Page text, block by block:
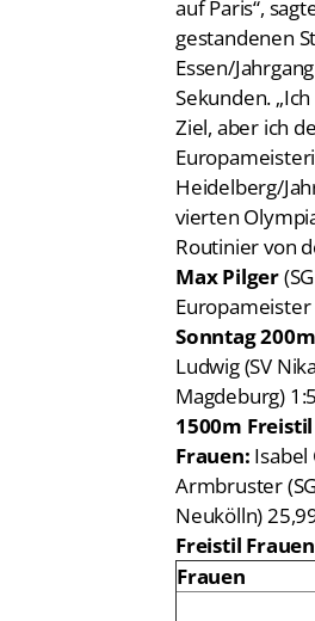
auf Paris“,
gestandenen
Essen/
Sekunden.
Ziel, aber ich
Heidelberg/
vierten
Routinier von
Max Pilger
Sonntag
Ludwig (SV
Magdeburg)
1500m
Frauen: Isabel
Armbruster
Neukölln)
Freistil
Frauen